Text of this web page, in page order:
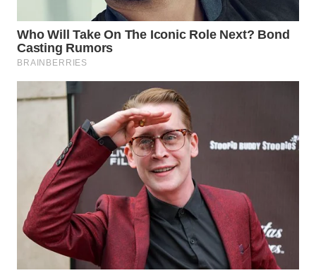
WAHANA
TRAVEL
WAHANA
TV
WAHANANEWS
ID
WAHANANEWS
CO ID
WAHANANEWS
NET